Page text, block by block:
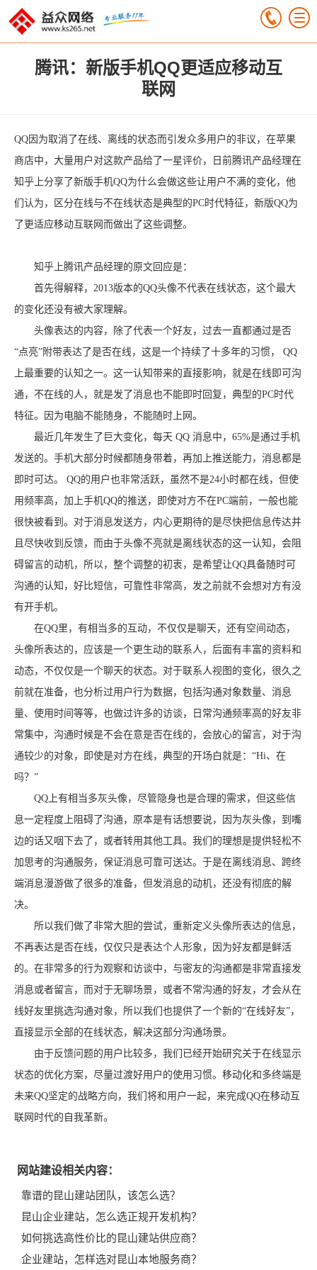
腾讯：新版手机QQ更适应移动互
联网
QQ因为取消了在线、离线的状态而引发众多用户的非议，在苹果
商店中，大量用户对这款产品给了一星评价，日前腾讯产品经理在
知乎上分享了新版手机QQ为什么会做这些让用户不满的变化，他
们认为，区分在线与不在线状态是典型的PC时代特征，新版QQ为
了更适应移动互联网而做出了这些调整。
知乎上腾讯产品经理的原文回应是：
首先得解释，2013版本的QQ头像不代表在线状态，这个最大
的变化还没有被大家理解。
头像表达的内容，除了代表一个好友，过去一直都通过是否
“点亮”附带表达了是否在线，这是一个持续了十多年的习惯， QQ
上最重要的认知之一。这一认知带来的直接影响，就是在线即可沟
通，不在线的人，就是发了消息也不能即时回复，典型的PC时代
特征。因为电脑不能随身，不能随时上网。
最近几年发生了巨大变化，每天 QQ 消息中，65%是通过手机
发送的。手机大部分时候都随身带着，再加上推送能力，消息都是
即时可达。 QQ的用户也非常活跃，虽然不是24小时都在线，但使
用频率高，加上手机QQ的推送，即使对方不在PC端前，一般也能
很快被看到。对于消息发送方，内心更期待的是尽快把信息传达并
且尽快收到反馈，而由于头像不亮就是离线状态的这一认知，会阻
碍留言的动机，所以，整个调整的初衷，是希望让QQ具备随时可
沟通的认知，好比短信，可靠性非常高，发之前就不会想对方有没
有开手机。
在QQ里，有相当多的互动，不仅仅是聊天，还有空间动态，
头像所表达的，应该是一个更生动的联系人，后面有丰富的资料和
动态，不仅仅是一个聊天的状态。对于联系人视图的变化，很久之
前就在准备，也分析过用户行为数据，包括沟通对象数量、消息
量、使用时间等等，也做过许多的访谈，日常沟通频率高的好友非
常集中，沟通时候是不会在意是否在线的，会放心的留言，对于沟
通较少的对象，即使是对方在线，典型的开场白就是：“Hi、在
吗？”
QQ上有相当多灰头像，尽管隐身也是合理的需求，但这些信
息一定程度上阻碍了沟通，原本是有话想要说，因为灰头像，到嘴
边的话又咽下去了，或者转用其他工具。我们的理想是提供轻松不
加思考的沟通服务，保证消息可靠可送达。于是在离线消息、跨终
端消息漫游做了很多的准备，但发消息的动机，还没有彻底的解
决。
所以我们做了非常大胆的尝试，重新定义头像所表达的信息，
不再表达是否在线，仅仅只是表达个人形象，因为好友都是鲜活
的。在非常多的行为观察和访谈中，与密友的沟通都是非常直接发
消息或者留言，而对于无聊场景，或者不常沟通的好友，才会从在
线好友里挑选沟通对象，所以我们也提供了一个新的“在线好友”，
直接显示全部的在线状态，解决这部分沟通场景。
由于反馈问题的用户比较多，我们已经开始研究关于在线显示
状态的优化方案，尽量过渡好用户的使用习惯。移动化和多终端是
未来QQ坚定的战略方向，我们将和用户一起，来完成QQ在移动互
联网时代的自我革新。
网站建设相关内容：
靠谱的昆山建站团队，该怎么选？
昆山企业建站，怎么选正规开发机构？
如何挑选高性价比的昆山建站供应商？
企业建站，怎样选对昆山本地服务商？